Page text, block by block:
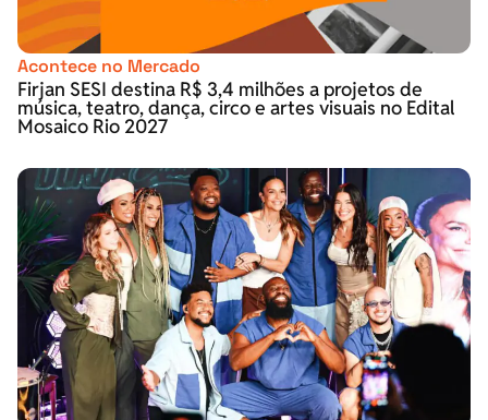
Acontece no Mercado
Firjan SESI destina R$ 3,4 milhões a projetos de
música, teatro, dança, circo e artes visuais no Edital
Mosaico Rio 2027